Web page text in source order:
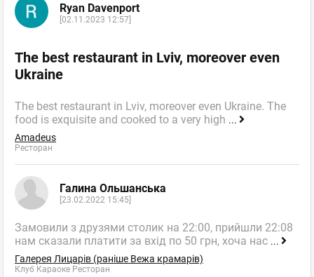
Ryan Davenport
[02.11.2023 12:57]
The best restaurant in Lviv, moreover even
Ukraine
The best restaurant in Lviv, moreover even Ukraine. The
food is exquisite and cooked to a very high ...
Amadeus
Ресторан
Галина Ольшанська
[23.02.2022 15:45]
Замовили з друзями столик на 22:00, прийшли 22:08
нам сказали платити за вхід по 50 грн, хоча нас ...
Галерея Лицарів (раніше Вежа крамарів)
Клуб Караоке Ресторан